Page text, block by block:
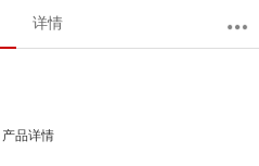
产品详情
详情